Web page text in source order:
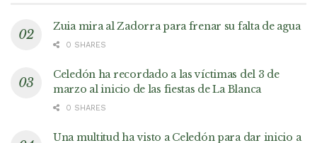
Zuia mira al Zadorra para frenar su falta de agua
0 SHARES
Celedón ha recordado a las víctimas del 3 de
marzo al inicio de las fiestas de La Blanca
0 SHARES
Una multitud ha visto a Celedón para dar inicio a